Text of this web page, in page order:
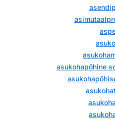
asukohapõhine